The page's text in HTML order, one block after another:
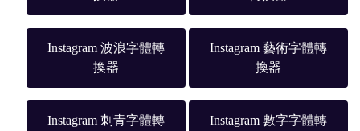
Instagram 波浪字體轉
換器
Instagram 藝術字體轉
換器
Instagram 刺青字體轉
Instagram 數字字體轉